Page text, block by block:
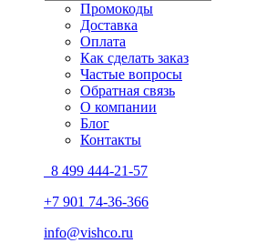
Промокоды
Доставка
Оплата
Как сделать заказ
Частые вопросы
Обратная связь
О компании
Блог
Контакты
8 499 444-21-57
+7 901 74-36-366
info@vishco.ru